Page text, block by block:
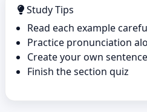
Study Tips
Read each example
Practice pronunciation
Create your own
Finish the section quiz